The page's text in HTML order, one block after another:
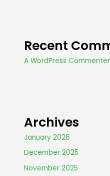
Recent
A WordPress Commenter
Archives
January 2026
December 2025
November 2025